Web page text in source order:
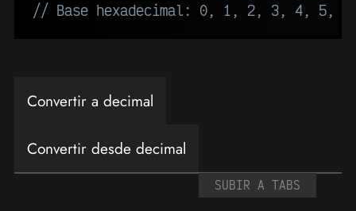
// Base hexadecimal: 0, 1, 2, 3, 4, 5,
Convertir a decimal
Convertir desde decimal
SUBIR A TABS